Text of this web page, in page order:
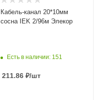
Кабель-канал 20*10мм
сосна IEK 2/96м Элекор
Есть в наличии: 151
211.86 ₽/шт